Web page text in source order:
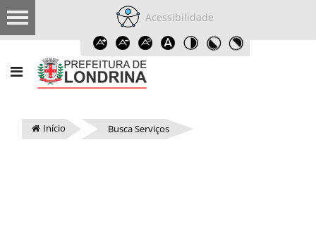
Acessibilidade
Início Busca Serviços